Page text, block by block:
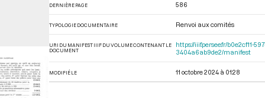
DERNIÈRE PAGE 586
TYPOLOGIE DOCUMENTAIRE Renvoi aux comités
URI DU MANIFEST IIIF DU VOLUME CONTENANT LE
DOCUMENT
https://iiif.persee.fr/b0e2cf11-
3404a6ab9de2/manifest
MODIFIÉ LE 11 octobre 2024 à 01:28